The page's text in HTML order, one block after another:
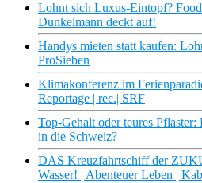
Lohnt sich Luxus-Eintopf?
Dunkelmann deckt auf!
Handys mieten statt kaufen:
ProSieben
Klimakonferenz im
Reportage | rec.| SRF
Top-Gehalt oder teures
in die Schweiz?
DAS Kreuzfahrtschiff der
Wasser! | Abenteuer Leben |